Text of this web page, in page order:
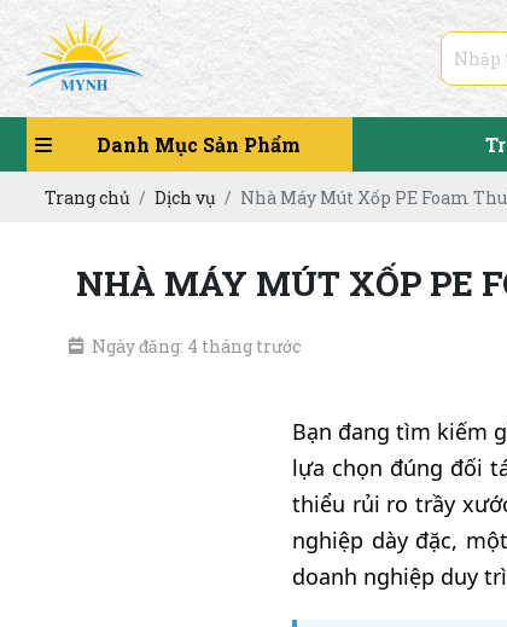
Danh Mục Sản Phẩm
Trang chủ Dịch vụ Nhà Máy Mút Xốp PE Foam
NHÀ MÁY MÚT XỐP PE
Ngày đăng: 4 tháng trước
Bạn đang tìm kiếm
lựa chọn đúng đối
thiểu rủi ro trầy
nghiệp dày đặc,
doanh nghiệp duy